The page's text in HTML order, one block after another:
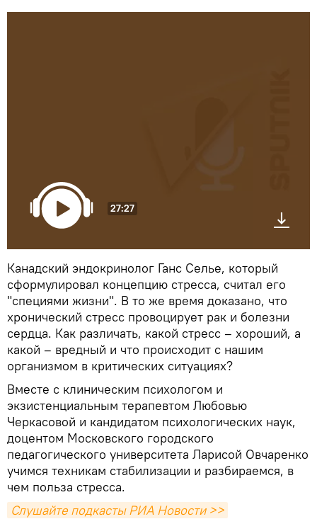
27:27
Канадский эндокринолог Ганс Селье, который
сформулировал концепцию стресса, считал его
"специями жизни". В то же время доказано, что
хронический стресс провоцирует рак и болезни
сердца. Как различать, какой стресс – хороший, а
какой – вредный и что происходит с нашим
организмом в критических ситуациях?
Вместе с клиническим психологом и
экзистенциальным терапевтом Любовью
Черкасовой и кандидатом психологических наук,
доцентом Московского городского
педагогического университета Ларисой Овчаренко
учимся техникам стабилизации и разбираемся, в
чем польза стресса.
Слушайте подкасты РИА Новости >>